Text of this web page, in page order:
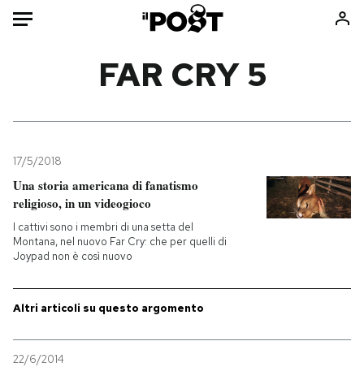
Mondo
Politica
Tecnologia
Internet
Scienza
Economia
Consumismi
FAR CRY 5
17/5/2018
Una storia americana di fanatismo
religioso, in un videogioco
I cattivi sono i membri di una setta del
Montana, nel nuovo Far Cry: che per quelli di
Joypad non è così nuovo
Altri articoli su questo argomento
22/6/2014